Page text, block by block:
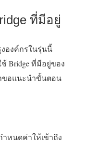
ที่มีอยู่
องค์กรในรุ่นนี้
Bridge ที่มีอยู่ของ
ขอแนะนำขั้นตอน
หนดค่าให้เข้าถึง